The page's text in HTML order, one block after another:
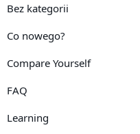
Bez kategorii
Co nowego?
Compare Yourself
FAQ
Learning